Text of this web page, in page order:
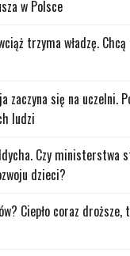
w Polsce
trzyma władzę.
zaczyna się na uczelni.
ludzi
Czy ministerstwa
dzieci?
Ciepło coraz